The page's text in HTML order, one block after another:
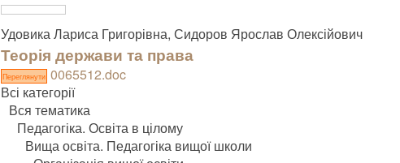
Удовика Лариса Григорівна, Сидоров Ярослав Олексійович
Теорія держави та права
Переглянути0065512.doc
Всі категорії
Вся тематика
Педагогіка. Освіта в цілому
Вища освіта. Педагогіка вищої школи